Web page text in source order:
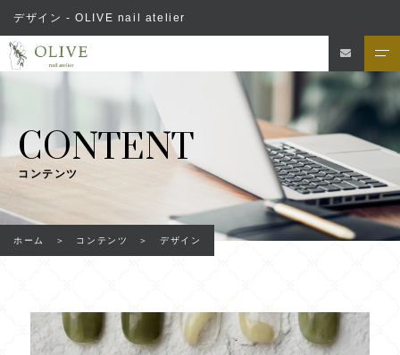
デザイン - OLIVE nail atelier
CONTENT
コンテンツ
ホーム コンテンツ デザイン